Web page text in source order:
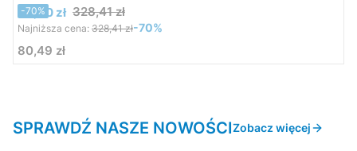
Cena promocyjna
99,00 zł 328,41 zł
-70%
Najniższa cena: 328,41 zł-70%
Cena
80,49 zł
SPRAWDŹ NASZE NOWOŚCIZobacz więcej